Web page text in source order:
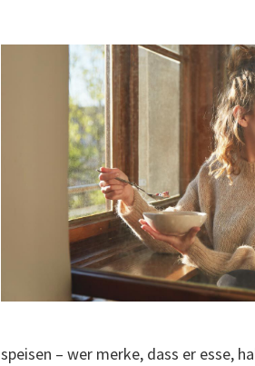
speisen – wer merke, dass er esse,